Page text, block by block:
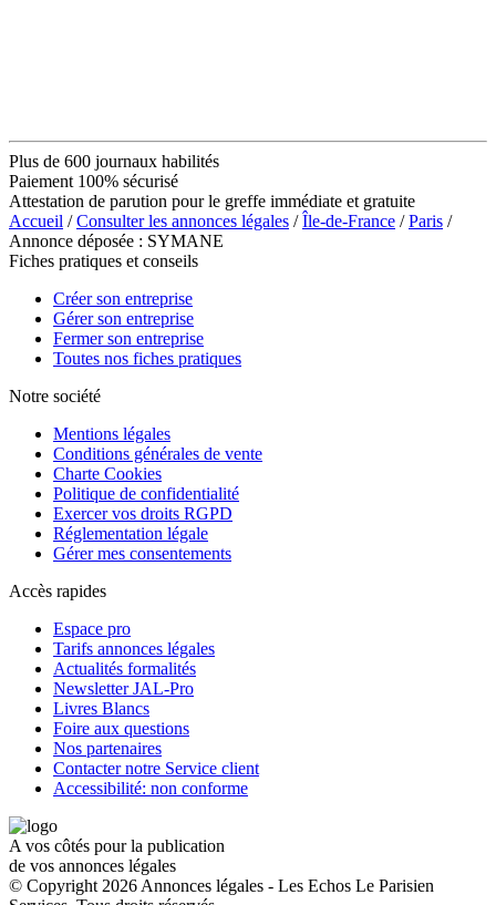
Plus de 600 journaux habilités
Paiement 100% sécurisé
Attestation de parution pour le greffe immédiate et gratuite
Accueil /Consulter les annonces légales /Île-de-France /Paris /
Annonce déposée : SYMANE
Fiches pratiques et conseils
Créer son entreprise
Gérer son entreprise
Fermer son entreprise
Toutes nos fiches pratiques
Notre société
Mentions légales
Conditions générales de vente
Charte Cookies
Politique de confidentialité
Exercer vos droits RGPD
Réglementation légale
Gérer mes consentements
Accès rapides
Espace pro
Tarifs annonces légales
Actualités formalités
Newsletter JAL-Pro
Livres Blancs
Foire aux questions
Nos partenaires
Contacter notre Service client
Accessibilité: non conforme
A vos côtés pour la publication
de vos annonces légales
© Copyright 2026 Annonces légales - Les Echos Le Parisien